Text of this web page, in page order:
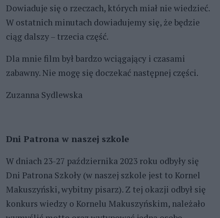
Dowiaduje się o rzeczach, których miał nie wiedzieć.
W ostatnich minutach dowiadujemy się, że będzie
ciąg dalszy – trzecia część.
Dla mnie film był bardzo wciągający i czasami
zabawny. Nie mogę się doczekać następnej części.
Zuzanna Sydlewska
Dni Patrona w naszej szkole
W dniach 23-27 października 2023 roku odbyły się
Dni Patrona Szkoły (w naszej szkole jest to Kornel
Makuszyński, wybitny pisarz). Z tej okazji odbył się
konkurs wiedzy o Kornelu Makuszyńskim, należało